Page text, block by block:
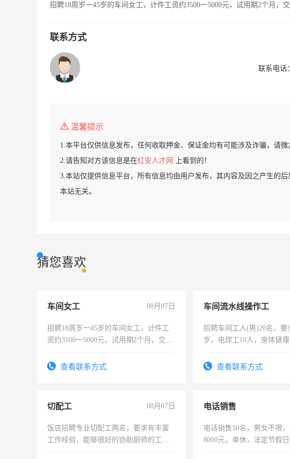
招聘18周岁一45岁的车间女工，计件工资约3500一5000元，试用期2个月，
联系方式
联系电话：
温馨提示
1.本平台仅供信息发布，任何收取押金、保证金均有可能涉及诈骗，请微
2.请告知对方该信息是在红安人才网
上看到的！
3.本站仅提供信息平台，所有信息均由用户发布，其内容及因之产生的
本站无关。
猜您喜欢
车间女工 08月07日
招聘18周岁一45岁的车间女工，计件工
资约3500一5000元，试用期2个月，交五
查看联系方式
车间流水线操作工
招聘车间工人(男)20名，要
岁，电焊工10人，身体健
宿，免费发放劳保用品，两
查看联系方式
切配工 08月07日
饭店招聘专业切配工两名，要求有丰富
工作经验，能够很好的协助厨师的工
电话销售
电话销售50名，男女不限
8000元，单休，法定节假日